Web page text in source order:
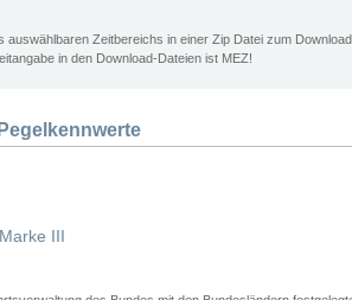
Zeitbereichs in einer Zip Datei zum
in den Download-Dateien ist MEZ!
III